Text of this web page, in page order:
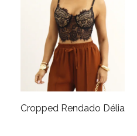
Cropped Rendado Délia